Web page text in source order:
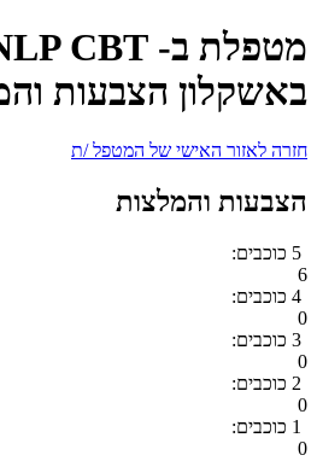
באשקלון הצבעות
חזרה לאזור האישי של המטפל /ת
הצבעות והמלצות
5 כוכבים:
6
4 כוכבים:
0
3 כוכבים:
0
2 כוכבים:
0
1 כוכבים:
0